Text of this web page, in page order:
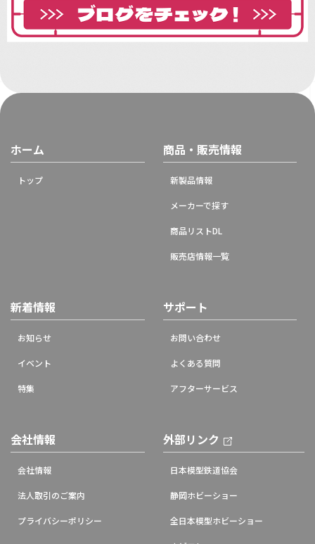
ホーム
トップ
商品・販売情報
新製品情報
メーカーで探す
商品リストDL
販売店情報一覧
新着情報
お知らせ
イベント
特集
サポート
お問い合わせ
よくある質問
アフターサービス
会社情報
会社情報
法人取引のご案内
プライバシーポリシー
外部リンク
日本模型鉄道協会
静岡ホビーショー
全日本模型ホビーショー